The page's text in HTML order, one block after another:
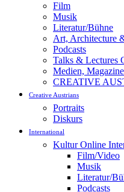
Film
Musik
Literatur/Bühne
Art, Architecture
Podcasts
Talks & Lectures
Medien,
CREATIVE
Creative Austrians
Portraits
Diskurs
International
Kultur Online
Film/Video
Musik
Literatur/
Podcasts